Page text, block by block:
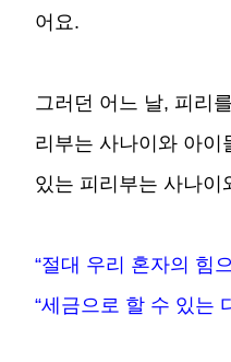
어요.
그러던 어느 날, 피리
리부는 사나이와 아이
있는 피리부는 사나이
“절대 우리 혼자의 힘
“세금으로 할 수 있는